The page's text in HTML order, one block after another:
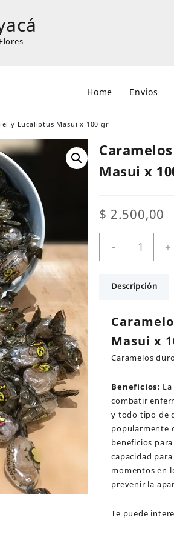
Home Envios
y Eucaliptus Masui x 100 gr
Masui x
$ 2.500,00
-
Propoleo,
y
x
100
+
Descripción
Masui x
Caramelos
Beneficios:
combatir
y todo tipo de
popularmente
beneficios
capacidad
momentos en
prevenir la
Te puede